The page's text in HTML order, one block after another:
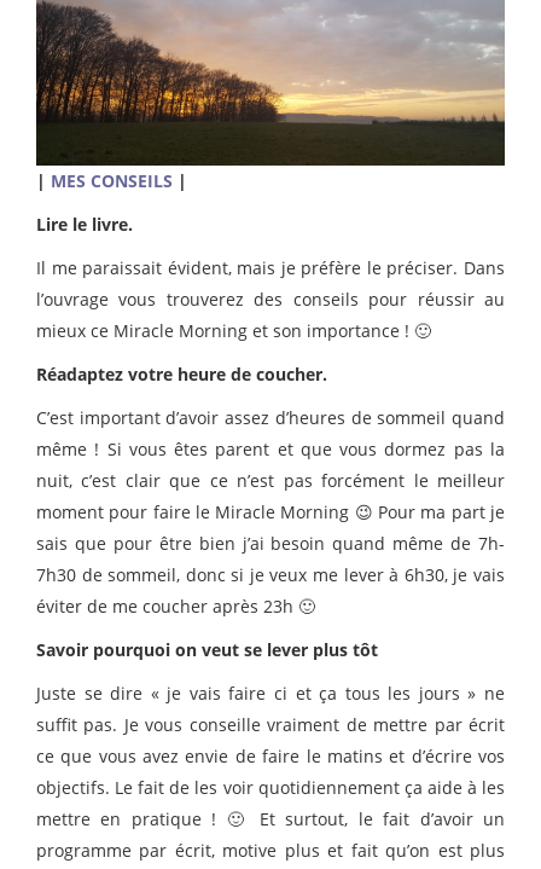
| MES CONSEILS |
Lire le livre.
Il me paraissait évident, mais je préfère le préciser. Dans
l’ouvrage vous trouverez des conseils pour réussir au
mieux ce Miracle Morning et son importance ! 🙂
Réadaptez votre heure de coucher.
C’est important d’avoir assez d’heures de sommeil quand
même ! Si vous êtes parent et que vous dormez pas la
nuit, c’est clair que ce n’est pas forcément le meilleur
moment pour faire le Miracle Morning 😉 Pour ma part je
sais que pour être bien j’ai besoin quand même de 7h-
7h30 de sommeil, donc si je veux me lever à 6h30, je vais
éviter de me coucher après 23h 🙂
Savoir pourquoi on veut se lever plus tôt
Juste se dire « je vais faire ci et ça tous les jours » ne
suffit pas. Je vous conseille vraiment de mettre par écrit
ce que vous avez envie de faire le matins et d’écrire vos
objectifs. Le fait de les voir quotidiennement ça aide à les
mettre en pratique ! 🙂 Et surtout, le fait d’avoir un
programme par écrit, motive plus et fait qu’on est plus